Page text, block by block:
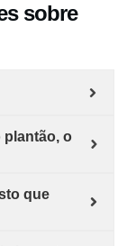
sobre
plantão, o
que